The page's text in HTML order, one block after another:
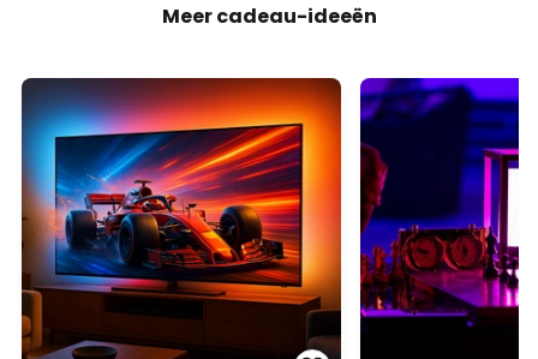
€ 101,90
Calex Smart HDMI Sync Box
€ 60,95